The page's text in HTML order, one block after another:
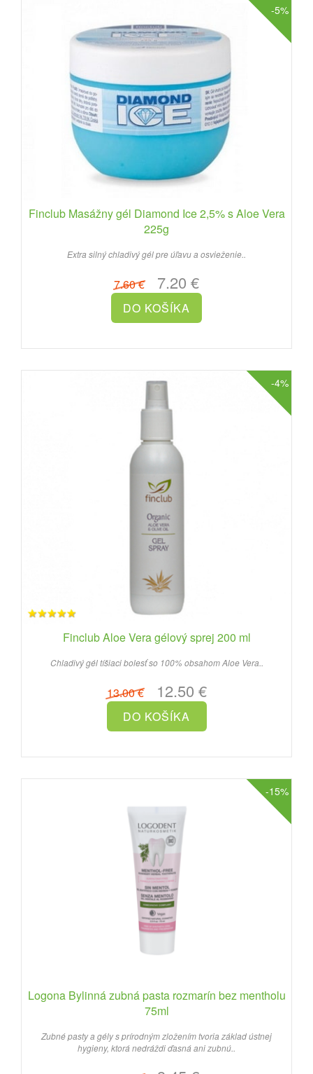
-5%
Finclub Masážny gél Diamond Ice 2,5% s Aloe Vera
225g
Extra silný chladivý gél pre úľavu a osvieženie..
7.60 €7.20 €
-4%
Finclub Aloe Vera gélový sprej 200 ml
Chladivý gél tíšiaci bolesť so 100% obsahom Aloe Vera..
13.00 €12.50 €
-15%
Logona Bylinná zubná pasta rozmarín bez mentholu
75ml
Zubné pasty a gély s prírodným zložením tvoria základ ústnej
hygieny, ktorá nedráždi ďasná ani zubnú..